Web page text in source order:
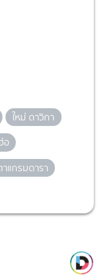
ใหม่ ดาวิกา
อ
แกรมดารา